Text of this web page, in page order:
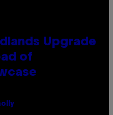
Upgrade
of